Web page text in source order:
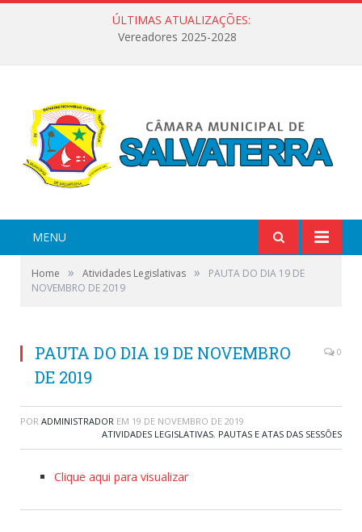
ÚLTIMAS ATUALIZAÇÕES:
Vereadores 2025-2028
MENU
Home » Atividades Legislativas »
PAUTA DO DIA 19 DE
NOVEMBRO DE 2019
PAUTA DO DIA 19 DE NOVEMBRO
DE 2019
0
POR ADMINISTRADOR EM 19 DE NOVEMBRO DE 2019
ATIVIDADES LEGISLATIVAS, PAUTAS E ATAS DAS SESSÕES
Clique aqui para visualizar